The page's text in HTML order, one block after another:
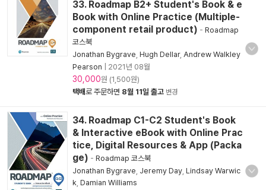
33. Roadmap B2+ Student's Book & e
Book with Online Practice (Multiple-
component retail product) - Roadmap
코스북
Jonathan Bygrave Hugh Dellar, Andrew Walkley
Pearson
2021년 08월
30,000원 (1,500원)
택배로 주문하면 8월 11일 출고 변경
34. Roadmap C1-C2 Student's Book
& Interactive eBook with Online Prac
tice, Digital Resources & App (Packa
ge) - Roadmap 코스북
Jonathan Bygrave Jeremy Day Lindsay Warwic
k Damian Williams